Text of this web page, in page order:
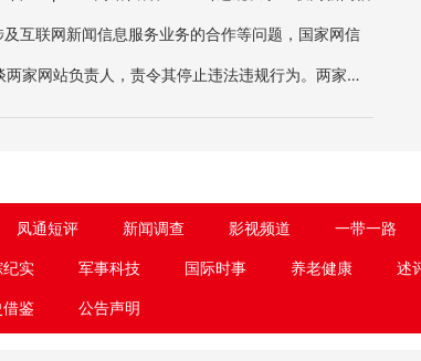
互联网新闻信息服务业务的合作等问题，国家网信
家网站负责人，责令其停止违法违规行为。两家网
凤通短评 新闻调查 影视频道 一带一路
实 军事科技 国际时事 养老健康 述
借鉴 公告声明